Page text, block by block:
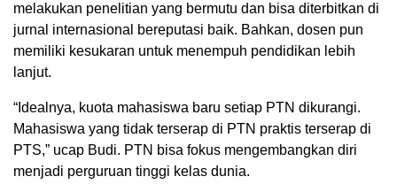
melakukan penelitian yang bermutu dan bisa diterbitkan di
jurnal internasional bereputasi baik. Bahkan, dosen pun
memiliki kesukaran untuk menempuh pendidikan lebih
lanjut.
“Idealnya, kuota mahasiswa baru setiap PTN dikurangi.
Mahasiswa yang tidak terserap di PTN praktis terserap di
PTS,” ucap Budi. PTN bisa fokus mengembangkan diri
menjadi perguruan tinggi kelas dunia.